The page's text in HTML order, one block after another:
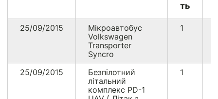
ть
25/09/2015
Мікроавтобус
Volkswagen
Transporter
Syncro
1
25/09/2015
Безпілотний
літальний
комплекс PD-1
1